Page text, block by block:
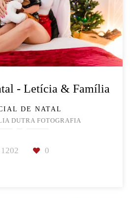
- Letícia & Família
DE NATAL
DUTRA FOTOGRAFIA
1202 0